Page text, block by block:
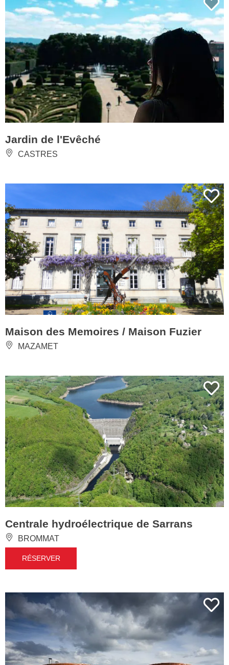
Jardin de l'Evêché
CASTRES
Maison des Memoires / Maison Fuzier
MAZAMET
Centrale hydroélectrique de Sarrans
BROMMAT
RÉSERVER